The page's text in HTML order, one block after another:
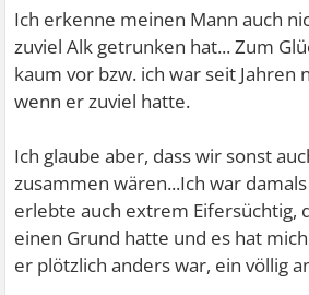
Ich erkenne meinen Mann auch
zuviel Alk getrunken hat...Zum
kaum vor bzw. ich war seit Jahren
wenn er zuviel hatte.
Ich glaube aber, dass wir sonst
zusammen wären...Ich war
erlebte auch extrem Eifersüchtig,
einen Grund hatte und es hat
er plötzlich anders war, ein völlig